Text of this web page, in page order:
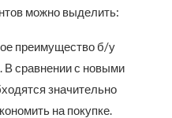
можно выделить:
преимущество б/у
В сравнении с новыми
значительно
на покупке.